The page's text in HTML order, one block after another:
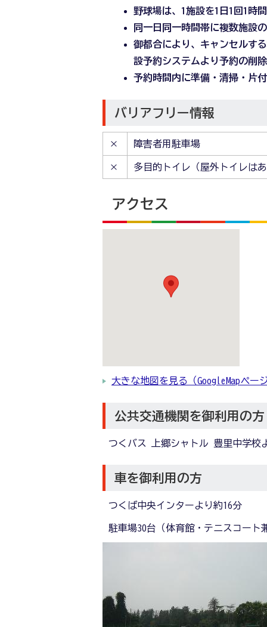
野球場は、1施設を1日1回1時
同一日同一時間帯に複数施設
御都合により、キャンセルす
設予約システムより予約の削
予約時間内に準備・清掃・片
バリアフリー情報
× 障害者用駐車場
× 多目的トイレ（屋外トイレは
アクセス
大きな地図を見る（GoogleMapページ
公共交通機関を御利用の方
つくバス 上郷シャトル 豊里中学校
車を御利用の方
つくば中央インターより約16分
駐車場30台（体育館・テニスコート